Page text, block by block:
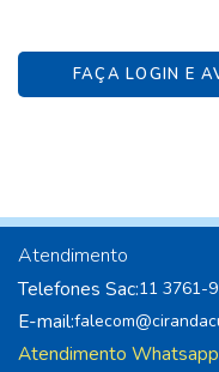
FAÇA LOGIN E
Atendimento
Telefones Sac:11 3761-
E-mail:
Atendimento